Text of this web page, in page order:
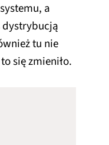
a
dystrybucją
tu nie
się zmieniło.